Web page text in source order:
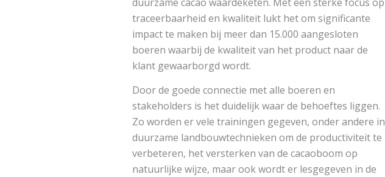
traceerbaarheid en kwaliteit lukt het om significante
impact te maken bij meer dan 15.000 aangesloten
boeren waarbij de kwaliteit van het product naar de
klant gewaarborgd wordt.
Door de goede connectie met alle boeren en
stakeholders is het duidelijk waar de behoeftes liggen.
Zo worden er vele trainingen gegeven, onder andere in
duurzame landbouwtechnieken om de productiviteit te
verbeteren, het versterken van de cacaoboom op
natuurlijke wijze, maar ook wordt er lesgegeven in de